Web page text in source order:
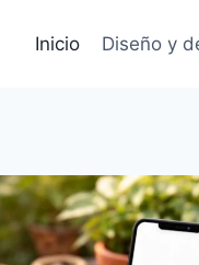
Inicio Diseño y